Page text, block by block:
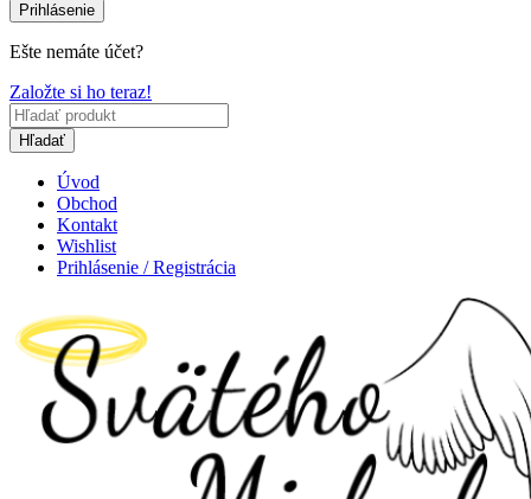
Prihlásenie
Ešte nemáte účet?
Založte si ho teraz!
Hľadať
Úvod
Obchod
Kontakt
Wishlist
Prihlásenie / Registrácia